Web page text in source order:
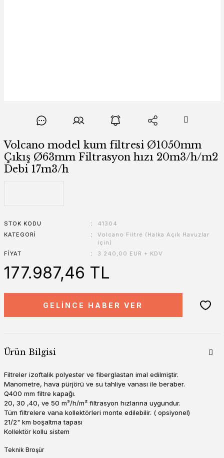
Volcano model kum filtresi Ø1050mm
Çıkış Ø63mm Filtrasyon hızı 20m3/h/m2
Debi 17m3/h
STOK KODU
41304
KATEGORI
Volcano Filtre (Halka Açık Havuzlar
için)
FIYAT
3.240,00 EUR + KDV
177.987,46 TL
GELİNCE HABER VER
Ürün Bilgisi
Filtreler izoftalik polyester ve fiberglastan imal edilmiştir.
Manometre, hava pürjörü ve su tahliye vanası ile beraber.
Q400 mm filtre kapağı.
20, 30 ,40, ve 50 m³/h/m² filtrasyon hızlarına uygundur.
Tüm filtrelere vana kollektörleri monte edilebilir. ( opsiyonel)
21/2" km boşaltma tapası
Kollektör kollu sistem
Teknik Broşür